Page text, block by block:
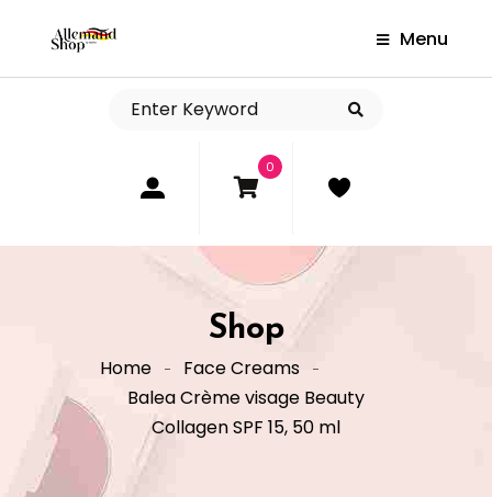
Menu
0
Shop
Home
Face Creams
Balea Crème visage Beauty
Collagen SPF 15, 50 ml